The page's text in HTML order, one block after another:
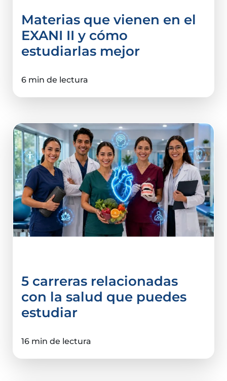
Materias que vienen en el
EXANI II y cómo
estudiarlas mejor
6 min de lectura
5 carreras relacionadas
con la salud que puedes
estudiar
16 min de lectura